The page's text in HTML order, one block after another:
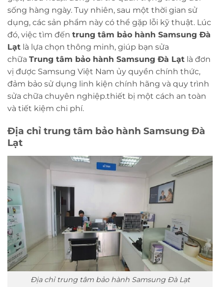
sống hàng ngày. Tuy nhiên, sau một thời gian sử
dụng, các sản phẩm này có thể gặp lỗi kỹ thuật. Lúc
đó, việc tìm đến trung tâm bảo hành Samsung Đà
Lạt là lựa chọn thông minh, giúp bạn sửa
chữa Trung tâm bảo hành Samsung Đà Lạt là đơn
vị được Samsung Việt Nam ủy quyền chính thức,
đảm bảo sử dụng linh kiện chính hãng và quy trình
sửa chữa chuyên nghiệp.thiết bị một cách an toàn
và tiết kiệm chi phí.
Địa chỉ trung tâm bảo hành Samsung Đà
Lạt
Địa chỉ trung tâm bảo hành Samsung Đà Lạt